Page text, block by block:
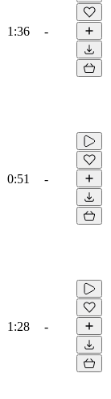
1:36 -
0:51 -
1:28 -